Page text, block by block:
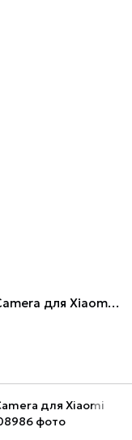
Чохол TPU GETMAN Liquid Silk Full Camera для Xiaomi Redmi Note 15 Pro+ 5G Dark green